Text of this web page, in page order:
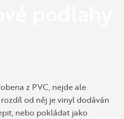
z PVC, nejde ale
od něj je vinyl dodáván
nebo pokládat jako